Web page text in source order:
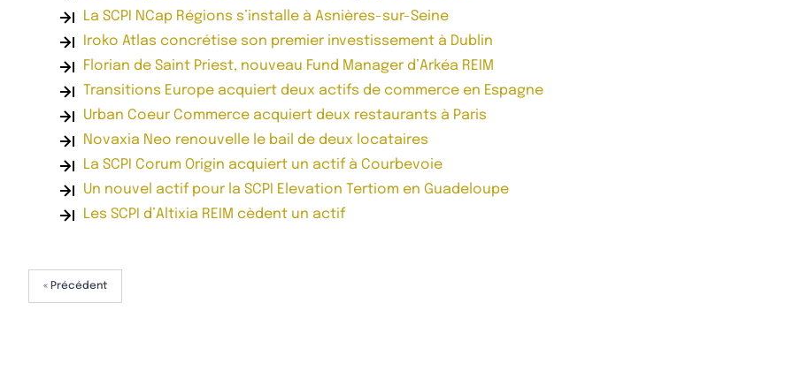
La SCPI NCap Régions s’installe à Asnières-sur-Seine
Iroko Atlas concrétise son premier investissement à Dublin
Florian de Saint Priest, nouveau Fund Manager d’Arkéa REIM
Transitions Europe acquiert deux actifs de commerce en Espagne
Urban Coeur Commerce acquiert deux restaurants à Paris
Novaxia Neo renouvelle le bail de deux locataires
La SCPI Corum Origin acquiert un actif à Courbevoie
Un nouvel actif pour la SCPI Elevation Tertiom en Guadeloupe
Les SCPI d’Altixia REIM cèdent un actif
« Précédent